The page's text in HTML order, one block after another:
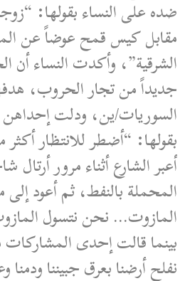
ضده على النساء بقولها:
مقابل كيس قمح عوضاً عن
الشرقية”، وأكدت النساء أن
جديداً من تجار الحروب،
السوريات/ين، ودلت إحداهن
بقولها: “أضطر للانتظار
أعبر الشارع أثناء مرور أرتال
المحملة بالنفط، ثم أعود إلى
المازوت… نحن نتسول
بينما قالت إحدى
نفلح أرضنا بعرق جبيننا ودمنا